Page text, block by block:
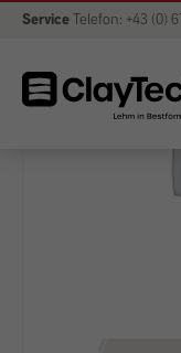
Service Telefon: +43 (0)